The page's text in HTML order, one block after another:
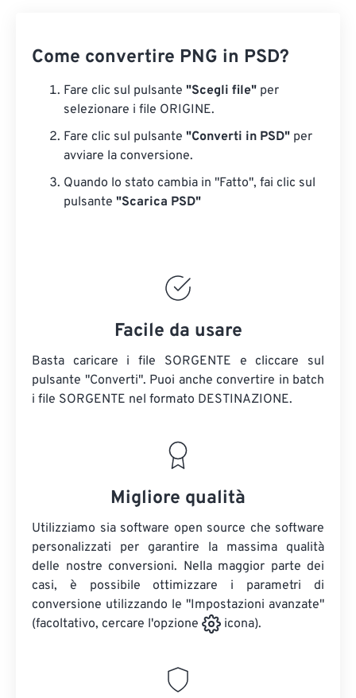
Come convertire PNG in PSD?
Fare clic sul pulsante "Scegli file" per
selezionare i file ORIGINE.
Fare clic sul pulsante "Converti in PSD" per
avviare la conversione.
Quando lo stato cambia in "Fatto", fai clic sul
pulsante "Scarica PSD"
Facile da usare
Basta caricare i file SORGENTE e cliccare sul
pulsante "Converti". Puoi anche convertire in batch
i file SORGENTE nel formato DESTINAZIONE.
Migliore qualità
Utilizziamo sia software open source che software
personalizzati per garantire la massima qualità
delle nostre conversioni. Nella maggior parte dei
casi, è possibile ottimizzare i parametri di
conversione utilizzando le "Impostazioni avanzate"
(facoltativo, cercare l'opzione
icona).